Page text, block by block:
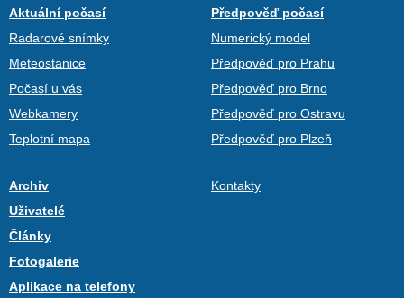
Aktuální počasí
Radarové snímky
Meteostanice
Počasí u vás
Webkamery
Teplotní mapa
Předpověď počasí
Numerický model
Předpověď pro Prahu
Předpověď pro Brno
Předpověď pro Ostravu
Předpověď pro Plzeň
Archiv
Uživatelé
Články
Fotogalerie
Aplikace na telefony
Kontakty